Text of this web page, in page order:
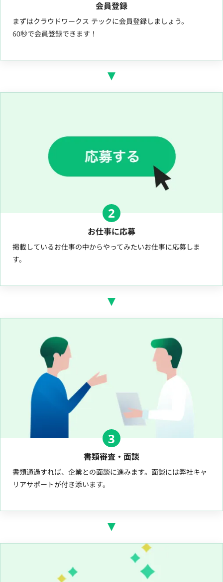
会員登録
まずはクラウドワークス テックに会員登録しましょう。
60秒で会員登録できます！
2
お仕事に応募
掲載しているお仕事の中からやってみたいお仕事に応募しま
す。
3
書類審査・面談
書類通過すれば、企業との面談に進みます。面談には弊社キャ
リアサポートが付き添います。